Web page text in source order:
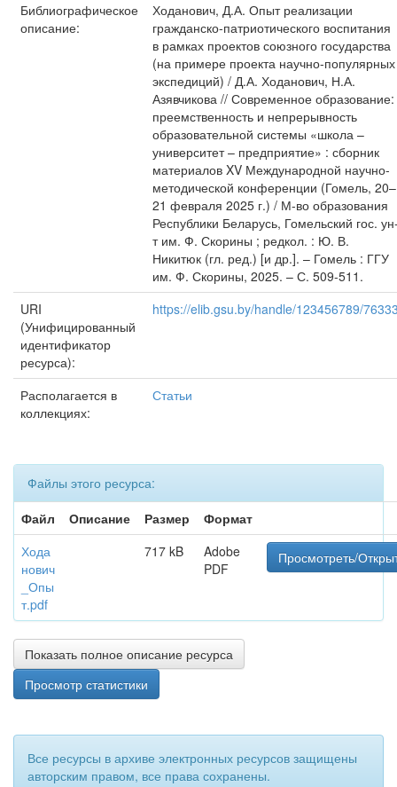
Библиографическое
описание:
Ходанович, Д.А. Опыт реализации
гражданско-патриотического воспитания
в рамках проектов союзного государства
(на примере проекта научно-популярных
экспедиций) / Д.А. Ходанович, Н.А.
Азявчикова // Современное образование:
преемственность и непрерывность
образовательной системы «школа –
университет – предприятие» : сборник
материалов XV Международной научно-
методической конференции (Гомель, 20–
21 февраля 2025 г.) / М-во образования
Республики Беларусь, Гомельский гос.
т им. Ф. Скорины ; редкол. : Ю. В.
Никитюк (гл. ред.) [и др.]. – Гомель : ГГУ
им. Ф. Скорины, 2025. – С. 509-511.
URI
(Унифицированный
идентификатор
ресурса):
https://elib.gsu.by/handle/123456789/
Располагается в
коллекциях:
Статьи
Файлы этого ресурса:
Файл
Описание Размер
Формат
Хода
нович
_Опы
т.pdf
717 kB
Adobe
PDF
Просмотреть/
Показать полное описание ресурса
Просмотр статистики
Все ресурсы в архиве электронных ресурсов защищены
авторским правом, все права сохранены.